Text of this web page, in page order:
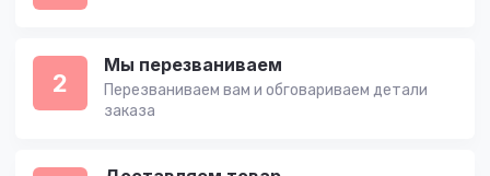
2
Мы перезваниваем
Перезваниваем вам и обговариваем детали
заказа